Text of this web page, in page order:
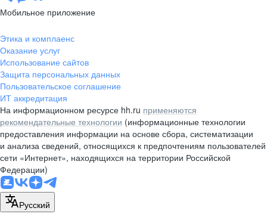
10 этаж, помещение 45-1
pr@rabota.by
Алматы
пр. Абая, д. 151, БЦ Алатау,
12 этаж, офис 1209
+7 727 232-13-13
pr@headhunter.com.kz
Мобильное приложение
Этика и комплаенс
Оказание услуг
Использование сайтов
Защита персональных данных
Пользовательское соглашение
ИТ аккредитация
На информационном ресурсе hh.ru применяются
рекомендательные технологии (информационные технологии
предоставления информации на основе сбора, систематизации
и анализа сведений, относящихся к предпочтениям пользователей
сети «Интернет», находящихся на территории Российской
Федерации)
Русский